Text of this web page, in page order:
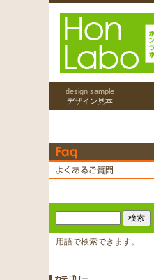
design sample
デザイン見本
用語で検索できます。